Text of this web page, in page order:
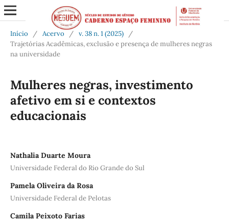
Início / Acervo / v. 38 n. 1 (2025)
/
Trajetórias Acadêmicas, exclusão e presença de mulheres negras
na universidade
Mulheres negras, investimento
afetivo em si e contextos
educacionais
Nathalia Duarte Moura
Universidade Federal do Rio Grande do Sul
Pamela Oliveira da Rosa
Universidade Federal de Pelotas
Camila Peixoto Farias